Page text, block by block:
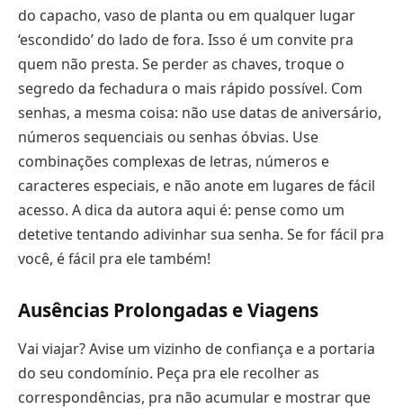
do capacho, vaso de planta ou em qualquer lugar
‘escondido’ do lado de fora. Isso é um convite pra
quem não presta. Se perder as chaves, troque o
segredo da fechadura o mais rápido possível. Com
senhas, a mesma coisa: não use datas de aniversário,
números sequenciais ou senhas óbvias. Use
combinações complexas de letras, números e
caracteres especiais, e não anote em lugares de fácil
acesso. A dica da autora aqui é: pense como um
detetive tentando adivinhar sua senha. Se for fácil pra
você, é fácil pra ele também!
Ausências Prolongadas e Viagens
Vai viajar? Avise um vizinho de confiança e a portaria
do seu condomínio. Peça pra ele recolher as
correspondências, pra não acumular e mostrar que